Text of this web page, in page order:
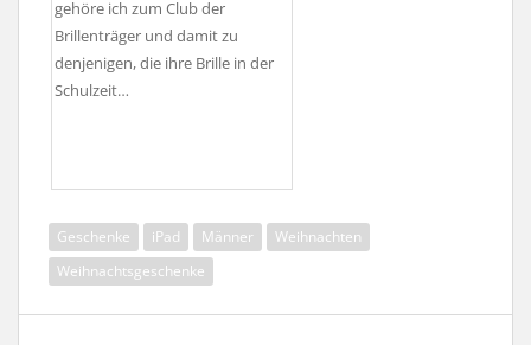
gehöre ich zum Club der
Brillenträger und damit zu
denjenigen, die ihre Brille in der
Schulzeit…
Geschenke iPad Männer
Weihnachten
Weihnachtsgeschenke